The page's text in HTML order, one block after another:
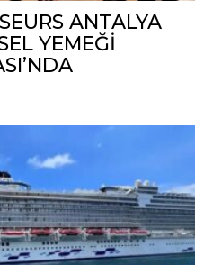
ANTALYA
YEMEĞİ